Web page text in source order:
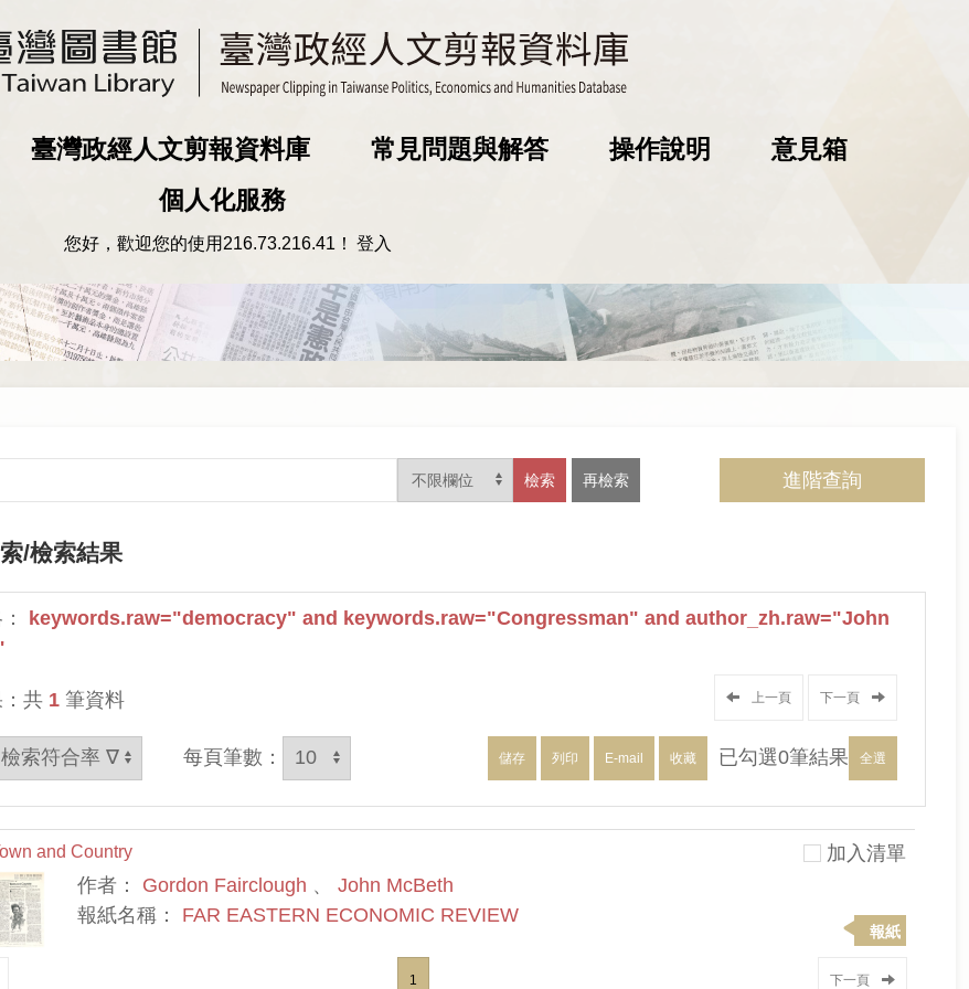
臺灣政經人文剪報資料庫 常見問題與解答 操作說明
意見箱
個人化服務
您好，歡迎您的使用 216.73.216.41 ！ 登入
檢索 再檢索 進階查詢
/檢索結果
keywords.raw="democracy" and keywords.raw="Congressman" and author_zh.raw="John
共 1筆資料 上一頁 下一頁
每頁筆數： 儲存 列印 E-mail 收藏 已勾選0筆結果 全選
and Country
作者： Gordon Fairclough 、 John McBeth
報紙名稱： FAR EASTERN ECONOMIC REVIEW
加入清單
報紙
1 下一頁